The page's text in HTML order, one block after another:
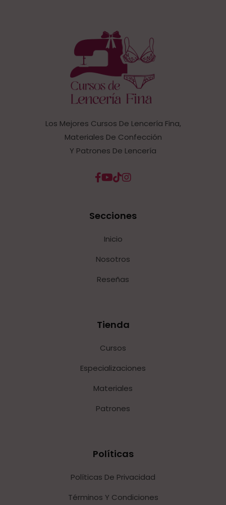
Los Mejores Cursos De Lencería Fina,
Materiales De Confección
Y Patrones De Lencería
Secciones
Inicio
Nosotros
Reseñas
Tienda
Cursos
Especializaciones
Materiales
Patrones
Políticas
Políticas De Privacidad
Términos Y Condiciones